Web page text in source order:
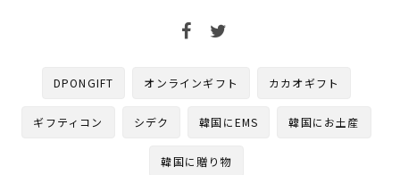
DPONGIFT オンラインギフト カカオギフト
ギフティコン シデク 韓国にEMS 韓国にお土産
韓国に贈り物